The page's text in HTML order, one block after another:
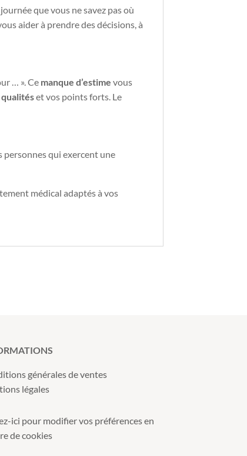
que vous ne savez pas où
aider à prendre des décisions, à
… ». Ce manque d’estime vous
qualitéset vos points forts. Le
qui exercent une
médical adaptés à vos
générales de ventes
légales
ici pour modifier vos préférences en
de cookies